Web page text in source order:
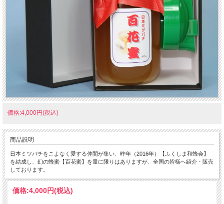
価格:4,000円(税込)
商品説明
日本ミツバチをこよなく愛する仲間が集い、昨年（2016年）【ふくしま和蜂会】
を結成し、幻の蜂蜜【百花蜜】を量に限りはありますが、全国の皆様へ紹介・販売
しております。
価格:4,000円(税込)